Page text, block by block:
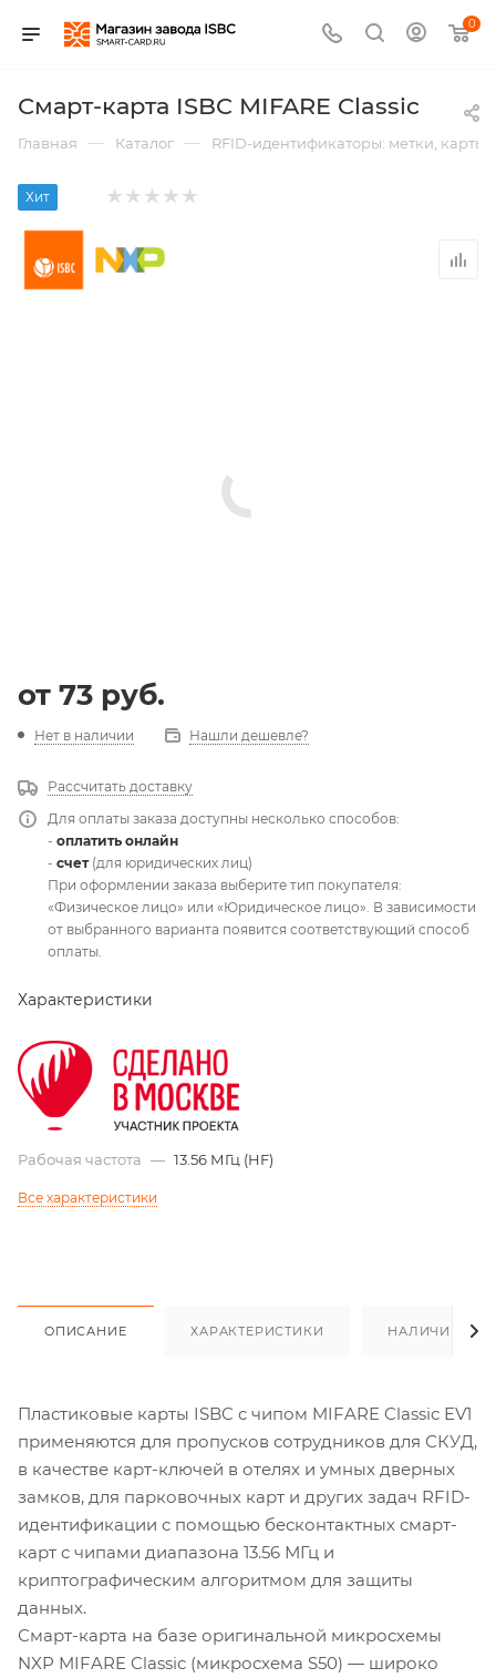
0
Смарт-карта ISBC MIFARE Classic
Главная — Каталог — RFID-идентификаторы: метки,
Хит
от 73 руб.
Нет в наличии Нашли дешевле?
Рассчитать доставку
Для оплаты заказа доступны несколько способов:
- оплатить онлайн
- счет(для юридических лиц)
При оформлении заказа выберите тип покупателя:
«Физическое лицо» или «Юридическое лицо». В зависимости
от выбранного варианта появится соответствующий способ
оплаты.
Характеристики
Рабочая частота — 13.56 МГц (HF)
Все характеристики
ОПИСАНИЕ ХАРАКТЕРИСТИКИ НАЛИЧИЕ
Пластиковые карты ISBC с чипом MIFARE Classic EV1
применяются для пропусков сотрудников для СКУД,
в качестве карт-ключей в отелях и умных дверных
замков, для парковочных карт и других задач RFID-
идентификации с помощью бесконтактных смарт-
карт с чипами диапазона 13.56 МГц и
криптографическим алгоритмом для защиты
данных.
Смарт-карта на базе оригинальной микросхемы
NXP MIFARE Classic (микросхема S50) — широко